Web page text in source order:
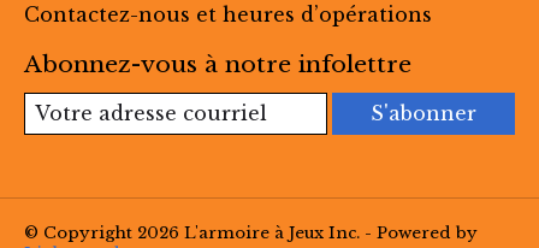
Contactez-nous et heures d’opérations
Abonnez-vous à notre infolettre
S'abonner
© Copyright 2026 L'armoire à Jeux Inc. - Powered by